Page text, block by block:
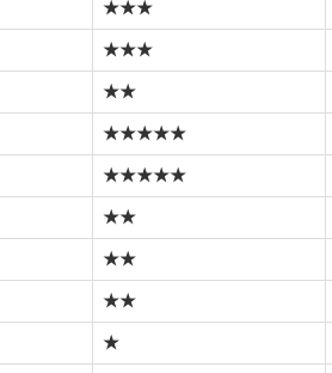
★★★
★★★
★★
★★★★★
★★★★★
★★
★★
★★
★